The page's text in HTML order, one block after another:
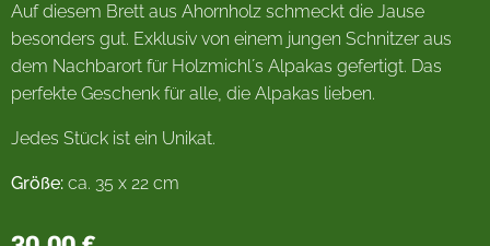
Auf diesem Brett aus Ahornholz schmeckt die Jause
besonders gut. Exklusiv von einem jungen Schnitzer aus
dem Nachbarort für Holzmichl´s Alpakas gefertigt. Das
perfekte Geschenk für alle, die Alpakas lieben.
Jedes Stück ist ein Unikat.
Größe: ca. 35 x 22 cm